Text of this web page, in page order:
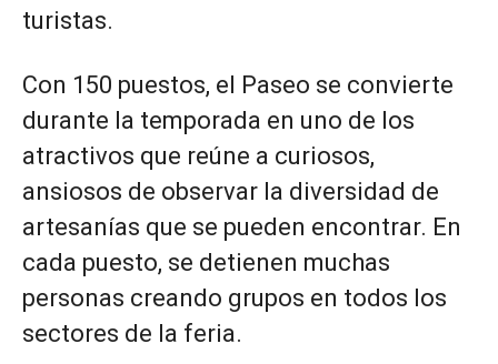
turistas.
Con 150 puestos, el Paseo se convierte
durante la temporada en uno de los
atractivos que reúne a curiosos,
ansiosos de observar la diversidad de
artesanías que se pueden encontrar. En
cada puesto, se detienen muchas
personas creando grupos en todos los
sectores de la feria.